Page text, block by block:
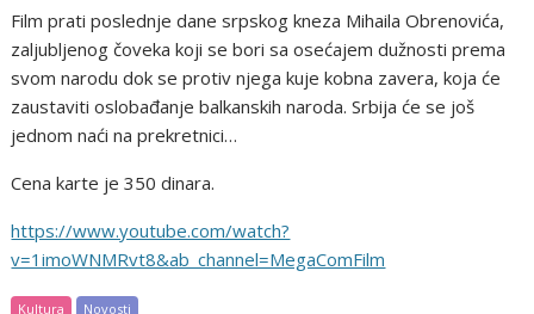
Film prati poslednje dane srpskog kneza Mihaila Obrenovića,
zaljubljenog čoveka koji se bori sa osećajem dužnosti prema
svom narodu dok se protiv njega kuje kobna zavera, koja će
zaustaviti oslobađanje balkanskih naroda. Srbija će se još
jednom naći na prekretnici…
Cena karte je 350 dinara.
https://www.youtube.com/watch?
v=1imoWNMRvt8&ab_channel=MegaComFilm
Kultura Novosti